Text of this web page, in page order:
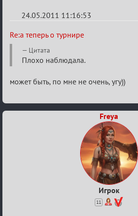
24.05.2011 11:16:53
Re:
а
теперь
турнире
Re:а теперь о турнире
Цитата
Плохо наблюдала.
может быть, по мне не очень, угу))
Freya
Игрок
11